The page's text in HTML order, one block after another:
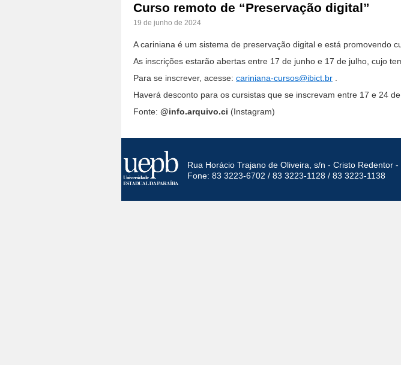
Curso remoto de “Preservação digital”
19 de junho de 2024
A cariniana é um sistema de preservação digital e está promovendo
As inscrições estarão abertas entre 17 de junho e 17 de julho, cujo
Para se inscrever, acesse: cariniana-cursos@ibict.br
Haverá desconto para os cursistas que se inscrevam entre 17 e 24 de
Fonte: @info.arquivo.ci (Instagram)
Rua Horácio Trajano de Oliveira, s/n - Cristo Redentor
Fone: 83 3223-6702 / 83 3223-1128 / 83 3223-1138